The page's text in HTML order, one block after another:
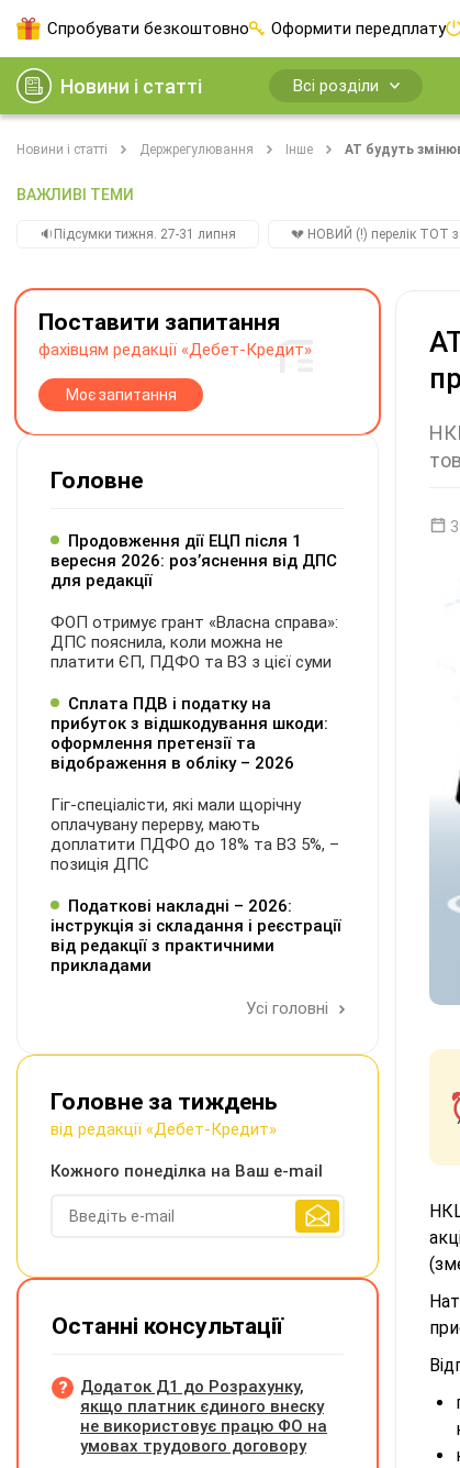
Спробувати безкоштовно Оформити передплату
Новини і статті Всі розділи
Новини і статті Держрегулювання Інше АТ будуть
ВАЖЛИВІ ТЕМИ
🔉Підсумки тижня. 27-31 липня 💔 НОВИЙ (!) перелік ТОТ з
Поставити запитання
фахівцям редакції «Дебет-Кредит»
Моє запитання
Головне
Продовження дії ЕЦП після 1
вересня 2026: розʼяснення від ДПС
для редакції
ФОП отримує грант «Власна справа»:
ДПС пояснила, коли можна не
платити ЄП, ПДФО та ВЗ з цієї суми
Сплата ПДВ і податку на
прибуток з відшкодування шкоди:
оформлення претензії та
відображення в обліку – 2026
Гіг-спеціалісти, які мали щорічну
оплачувану перерву, мають
доплатити ПДФО до 18% та ВЗ 5%, –
позиція ДПС
Податкові накладні – 2026:
інструкція зі складання і реєстрації
від редакції з практичними
прикладами
Усі головні
Головне за тиждень
від редакції «Дебет-Кредит»
Кожного понеділка на Ваш e-mail
Останні консультації
Додаток Д1 до Розрахунку,
якщо платник єдиного внеску
не використовує працю ФО на
умовах трудового договору